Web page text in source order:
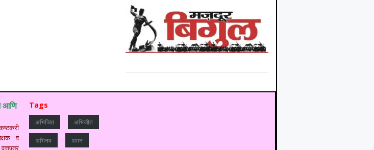
आणि
व
Tags
अभिजित अभिजीत
अभिनव अमन